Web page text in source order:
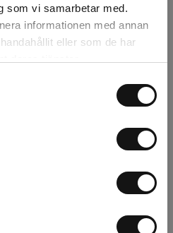
som vi samarbetar med.
informationen med annan
eller som de har